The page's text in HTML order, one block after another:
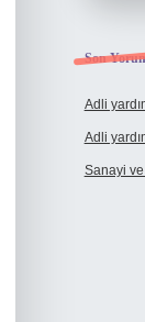
Son
Adli
Adli
Sanayi